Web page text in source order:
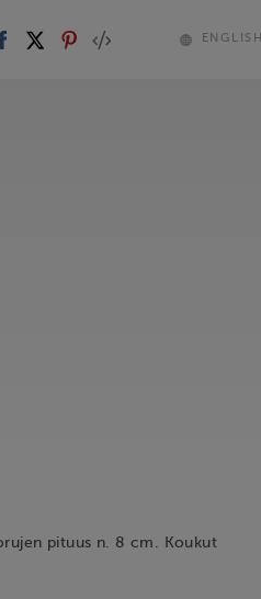
ENGLISH
pituus n. 8 cm. Koukut